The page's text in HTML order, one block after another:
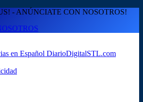
- ANÚNCIATE CON NOSOTROS!
en Español DiarioDigitalSTL.com